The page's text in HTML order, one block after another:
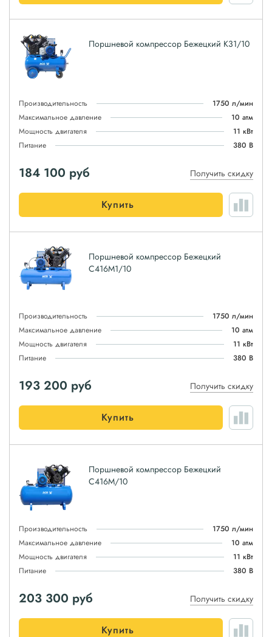
Поршневой компрессор Бежецкий К31/10
Производительность
1750 л/мин
Максимальное давление
10 атм
Мощность двигателя
11 кВт
Питание
380 В
184 100 руб Получить скидку
Купить
Поршневой компрессор Бежецкий
С416М1/10
Производительность
1750 л/мин
Максимальное давление
10 атм
Мощность двигателя
11 кВт
Питание
380 В
193 200 руб Получить скидку
Купить
Поршневой компрессор Бежецкий
С416М/10
Производительность
1750 л/мин
Максимальное давление
10 атм
Мощность двигателя
11 кВт
Питание
380 В
203 300 руб Получить скидку
Купить